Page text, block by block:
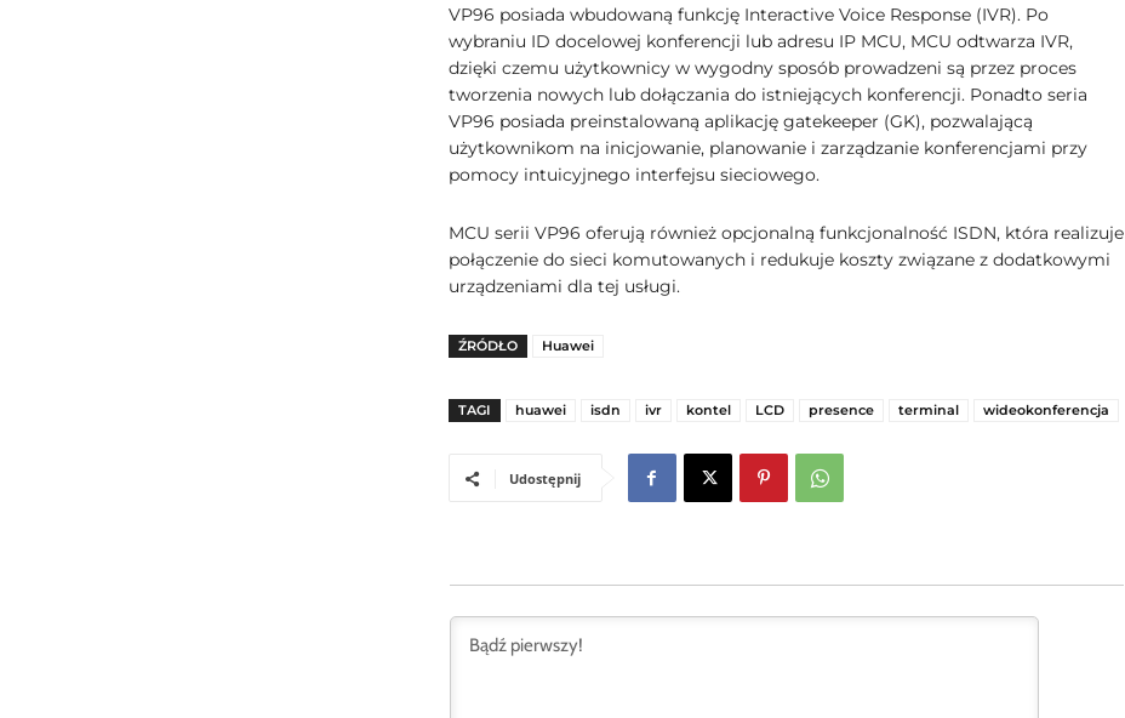
VP96 posiada wbudowaną funkcję Interactive Voice Response (IVR). Po
wybraniu ID docelowej konferencji lub adresu IP MCU, MCU odtwarza IVR,
dzięki czemu użytkownicy w wygodny sposób prowadzeni są przez proces
tworzenia nowych lub dołączania do istniejących konferencji. Ponadto seria
VP96 posiada preinstalowaną aplikację gatekeeper (GK), pozwalającą
użytkownikom na inicjowanie, planowanie i zarządzanie konferencjami przy
pomocy intuicyjnego interfejsu sieciowego.
MCU serii VP96 oferują również opcjonalną funkcjonalność ISDN, która realizuje
połączenie do sieci komutowanych i redukuje koszty związane z dodatkowymi
urządzeniami dla tej usługi.
ŹRÓDŁO Huawei
TAGI huawei isdn ivr kontel LCD presence terminal wideokonferencja
Udostępnij